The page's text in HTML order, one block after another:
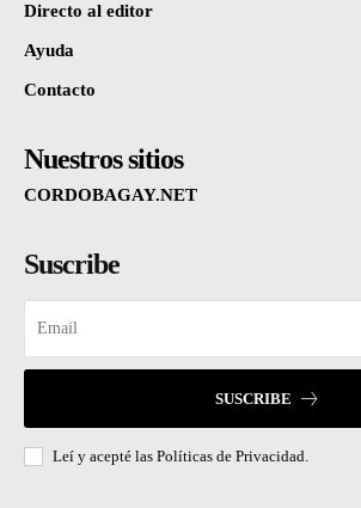
Directo al editor
Ayuda
Contacto
Nuestros sitios
CORDOBAGAY.NET
Suscribe
SUSCRIBE
Leí y acepté las Políticas de Privacidad.